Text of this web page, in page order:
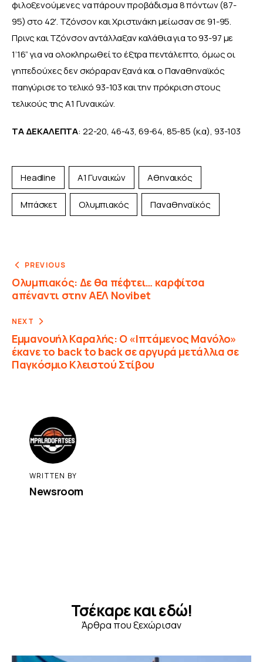
φιλοξενούμενες να πάρουν προβάδισμα 8 πόντων (87-
95) στο 42′. Τζόνσον και Χριστινάκη μείωσαν σε 91-95.
Πρινς και Τζόνσον αντάλλαξαν καλάθια για το 93-97 με
1’16” για να ολοκληρωθεί το έξτρα πεντάλεπτο, όμως οι
γηπεδούχες δεν σκόραραν ξανά και ο Παναθηναϊκός
παηγύρισε το τελικό 93-103 και την πρόκριση στους
τελικούς της Α1 Γυναικών.
ΤΑ ΔΕΚΑΛΕΠΤΑ: 22-20, 46-43, 69-64, 85-85 (κ.α), 93-103
Headline Α1 Γυναικών Αθηναικός
Μπάσκετ Ολυμπιακός Παναθηναϊκός
PREVIOUS
Ολυμπιακός: Δε θα πέφτει… καρφίτσα
απέναντι στην AEΛ Novibet
NEXT
Εμμανουήλ Καραλής: Ο «Ιπτάμενος Μανόλο»
έκανε το back to back σε αργυρά μετάλλια σε
Παγκόσμιο Κλειστού Στίβου
WRITTEN BY
Newsroom
Τσέκαρε και εδώ!
Άρθρα που ξεχώρισαν